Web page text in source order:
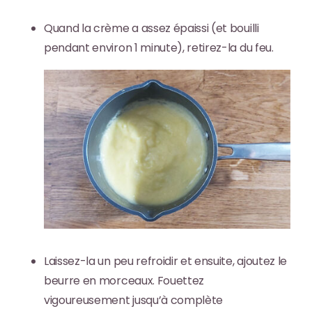
Quand la crème a assez épaissi (et bouilli
pendant environ 1 minute), retirez-la du feu.
Laissez-la un peu refroidir et ensuite, ajoutez le
beurre en morceaux. Fouettez
vigoureusement jusqu’à complète